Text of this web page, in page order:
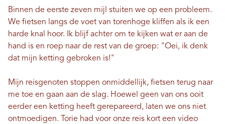
Binnen de eerste zeven mijl stuiten we op een probleem.
We fietsen langs de voet van torenhoge kliffen als ik een
harde knal hoor. Ik blijf achter om te kijken wat er aan de
hand is en roep naar de rest van de groep: "Oei, ik denk
dat mijn ketting gebroken is!"
Mijn reisgenoten stoppen onmiddellijk, fietsen terug naar
me toe en gaan aan de slag. Hoewel geen van ons ooit
eerder een ketting heeft gerepareerd, laten we ons niet
ontmoedigen. Torie had voor onze reis kort een video